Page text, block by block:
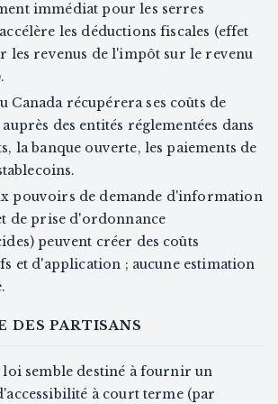
immédiat pour les serres
les déductions fiscales (effet
les revenus de l'impôt sur le revenu
Canada récupérera ses coûts de
des entités réglementées dans
la banque ouverte, les paiements de
pouvoirs de demande d'information
de prise d'ordonnance
peuvent créer des coûts
et d'application ; aucune estimation
DES PARTISANS
semble destiné à fournir un
à court terme (par